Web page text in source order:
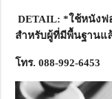
DETAIL:*ใช้หนังฟ
สำหรับผู้ที่มีพื้นฐานแ
โทร. 088-992-6453